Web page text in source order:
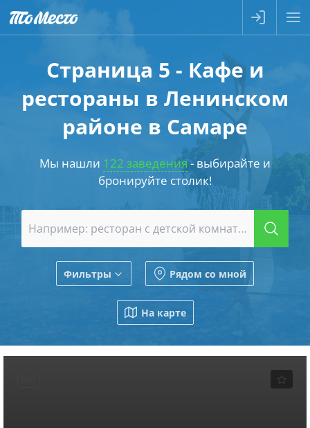
Страница 5 - Кафе и
рестораны в Ленинском
районе в Самаре
Мы нашли 122 заведения- выбирайте и
бронируйте столик!
Фильтры Рядом со мной
На карте